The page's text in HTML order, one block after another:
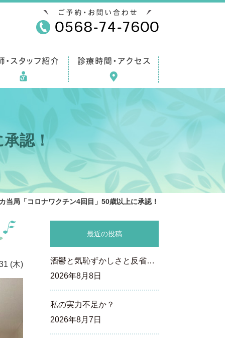
認！
当局「コロナワクチン4回目」50歳以上に承認！
(木)
最近の投稿
酒鬱と気恥ずかしさと反省…
2026年8月8日
私の実力不足か？
2026年8月7日